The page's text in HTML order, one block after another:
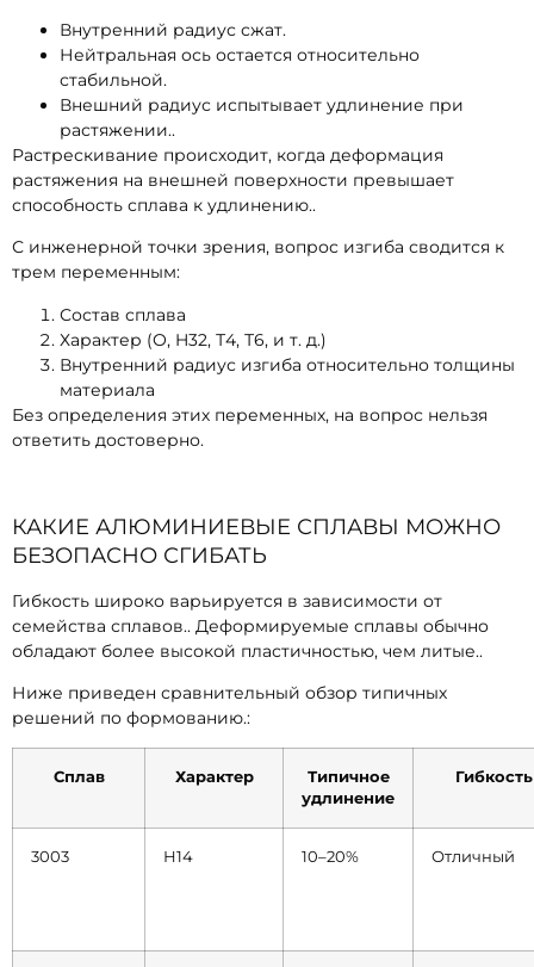
Внутренний радиус сжат.
Нейтральная ось остается относительно
стабильной.
Внешний радиус испытывает удлинение при
растяжении..
Растрескивание происходит, когда деформация
растяжения на внешней поверхности превышает
способность сплава к удлинению..
С инженерной точки зрения, вопрос изгиба сводится к
трем переменным:
Состав сплава
Характер (О, H32, Т4, Т6, и т. д.)
Внутренний радиус изгиба относительно толщины
материала
Без определения этих переменных, на вопрос нельзя
ответить достоверно.
КАКИЕ АЛЮМИНИЕВЫЕ СПЛАВЫ МОЖНО
БЕЗОПАСНО СГИБАТЬ
Гибкость широко варьируется в зависимости от
семейства сплавов.. Деформируемые сплавы обычно
обладают более высокой пластичностью, чем литые..
Ниже приведен сравнительный обзор типичных
решений по формованию.:
Сплав Характер
Типичное
удлинение
Гибкость
3003 Н14 10–20% Отличный